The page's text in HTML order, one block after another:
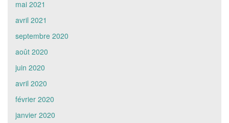
mai 2021
avril 2021
septembre 2020
août 2020
juin 2020
avril 2020
février 2020
janvier 2020